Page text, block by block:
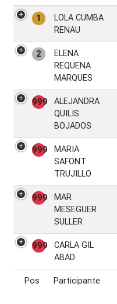
Pos
Participante
Pos Participante
1
LOLA CUMBA
RENAU
2
ELENA
REQUENA
MARQUES
999
ALEJANDRA
QUILIS
BOJADOS
999
MARIA
SAFONT
TRUJILLO
999
MAR
MESEGUER
SULLER
999
CARLA GIL
ABAD
Pos Participante